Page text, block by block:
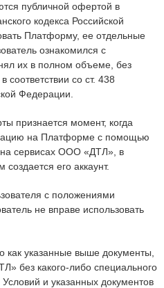
публичной офертой в
кодекса Российской
Платформу, ее отдельные
ознакомился с
их в полном объеме, без
соответствии со ст. 438
Федерации.
признается момент, когда
на Платформе с помощью
на сервисах ООО «ДТЛ», в
создается его аккаунт.
с положениями
не вправе использовать
указанные выше документы,
без какого-либо специального
и указанных документов